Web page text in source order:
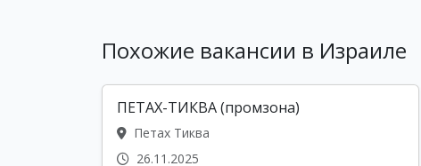
Похожие вакансии в Израиле
ПЕТАХ-ТИКВА (промзона)
Петах Тиква
26.11.2025